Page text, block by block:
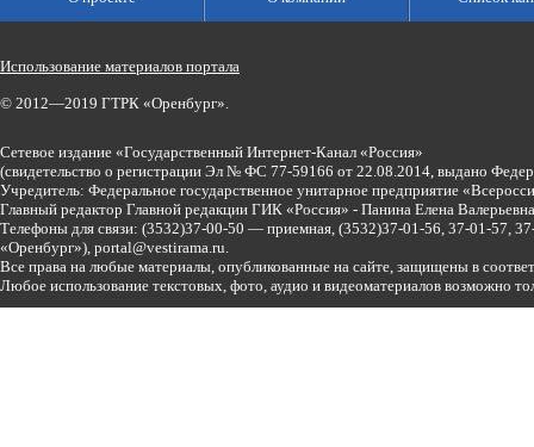
Использование материалов портала
© 2012—2019 ГТРК «Оренбург».
Сетевое издание «Государственный Интернет-Канал «Россия»
(свидетельство о регистрации Эл № ФС 77-59166 от 22.08.2014, выдано
Учредитель: Федеральное государственное унитарное предприятие
Главный редактор Главной редакции ГИК «Россия» - Панина Елена
Телефоны для связи: (3532)37-00-50 — приемная, (3532)37-01-56, 37-01-57,
«Оренбург»), portal@vestirama.ru.
Все права на любые материалы, опубликованные на сайте, защищены в
Любое использование текстовых, фото, аудио и видеоматериалов возможно